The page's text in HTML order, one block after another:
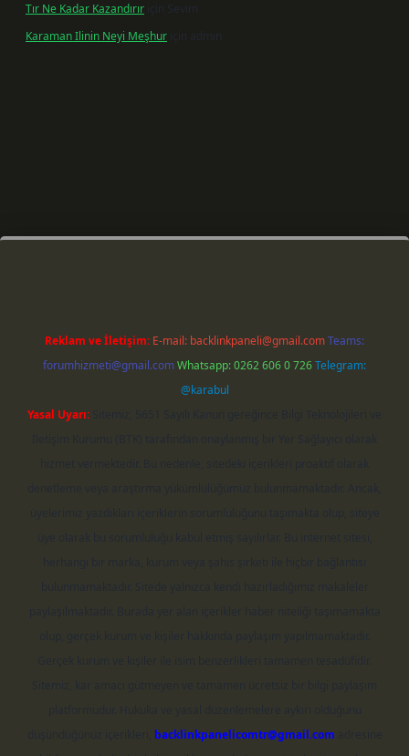
Tır Ne Kadar Kazandırır için Sevim
Karaman Ilinin Neyi Meşhur için admin
Reklam ve İletişim: E-mail: backlinkpaneli@gmail.comTeams:
forumhizmeti@gmail.comWhatsapp: 0262 606 0 726Telegram:
@karabul
Yasal Uyarı:
backlinkpanelicomtr@gmail.com